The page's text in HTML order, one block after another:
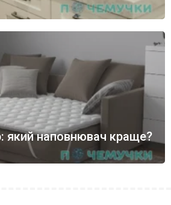
який наповнювач краще?